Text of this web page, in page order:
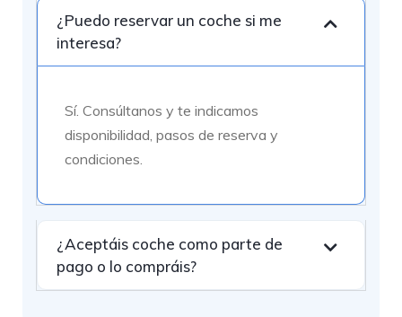
¿Puedo reservar un coche si me
interesa?
Sí. Consúltanos y te indicamos
disponibilidad, pasos de reserva y
condiciones.
¿Aceptáis coche como parte de
pago o lo compráis?